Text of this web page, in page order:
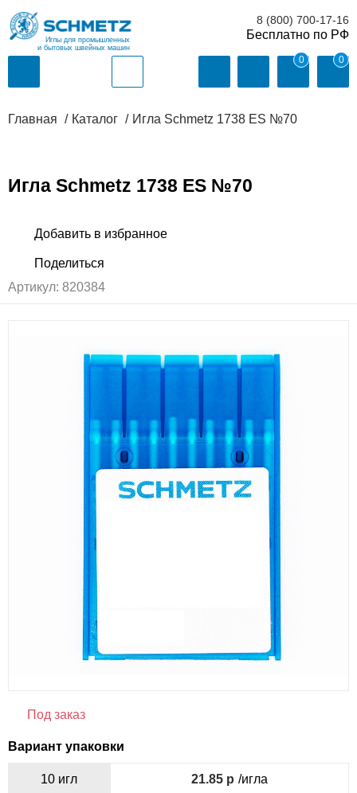
Иглы для промышленных
и бытовых швейных машин
8 (800) 700-17-16
0 0
Главная Каталог Игла Schmetz 1738 ES №70
Игла Schmetz 1738 ES №70
Артикул: 820384
Под заказ
Вариант упаковки
10 игл 21.85 /игла